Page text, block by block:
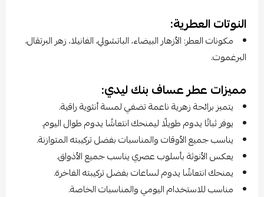
النوتات العطرية:
مكونات العطر: الأزهار البيضاء، الباتشولي، الفانيلا، زهر البرتقال،
البرغموت.
مميزات عطر عساف بنك ليدي:
يتميز برائحة زهرية ناعمة تضفي لمسة أنثوية راقية.
يوفر ثباتًا يدوم طويلًا ليمنحك انتعاشًا يدوم طوال اليوم.
يناسب جميع الأوقات والمناسبات بفضل تركيبته المتوازنة.
يعكس الأنوثة بأسلوب عصري يناسب جميع الأذواق.
يمنحك انتعاشًا يدوم لساعات بفضل تركيبته الفاخرة.
مناسب للاستخدام اليومي والمناسبات الخاصة.